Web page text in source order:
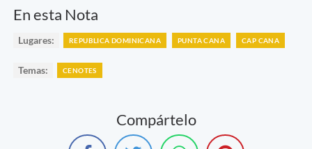
En esta Nota
Lugares: REPUBLICA DOMINICANA PUNTA CANA CAP CANA
Temas: CENOTES
Compártelo